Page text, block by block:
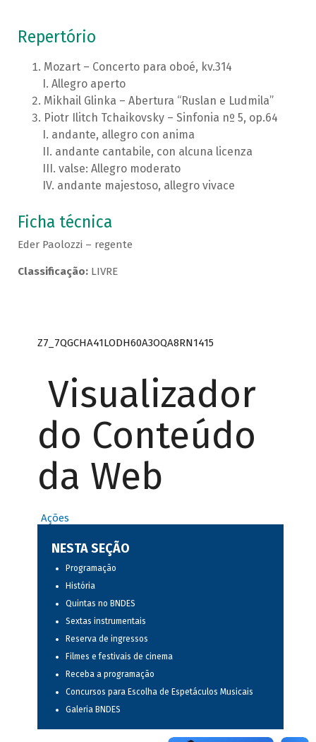
Repertório
Mozart – Concerto para oboé, kv.314
Allegro aperto
Mikhail Glinka – Abertura “Ruslan e Ludmila”
Piotr Ilitch Tchaikovsky – Sinfonia nº 5, op.64
andante, allegro con anima
andante cantabile, con alcuna licenza
valse: Allegro moderato
andante majestoso, allegro vivace
Ficha técnica
Eder Paolozzi – regente
Classificação:LIVRE
Z7_7QGCHA41LODH60A3OQA8RN1415
Visualizador
do Conteúdo
da Web
Ações
NESTA SEÇÃO
Programação
História
Quintas no BNDES
Sextas instrumentais
Reserva de ingressos
Filmes e festivais de cinema
Receba a programação
Concursos para Escolha de Espetáculos Musicais
Galeria BNDES